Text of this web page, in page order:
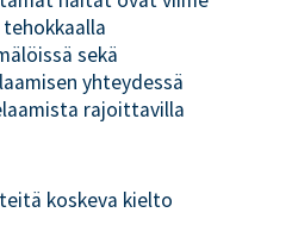
sekä
yhteydessä
rajoittavilla
koskeva kielto